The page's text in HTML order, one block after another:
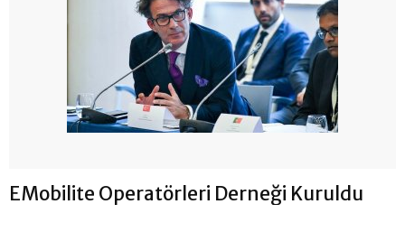
EMobilite Operatörleri Derneği Kuruldu